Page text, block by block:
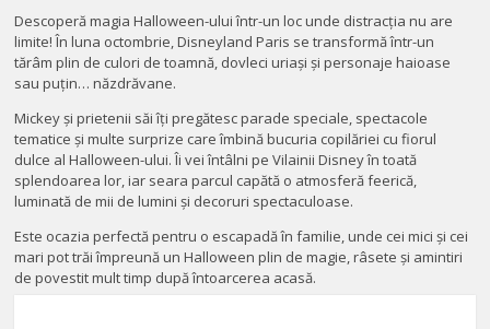
Descoperă magia Halloween-ului într-un loc unde distracția nu are
limite! În luna octombrie, Disneyland Paris se transformă într-un
tărâm plin de culori de toamnă, dovleci uriași și personaje haioase
sau puțin… năzdrăvane.
Mickey și prietenii săi îți pregătesc parade speciale, spectacole
tematice și multe surprize care îmbină bucuria copilăriei cu fiorul
dulce al Halloween-ului. Îi vei întâlni pe Vilainii Disney în toată
splendoarea lor, iar seara parcul capătă o atmosferă feerică,
luminată de mii de lumini și decoruri spectaculoase.
Este ocazia perfectă pentru o escapadă în familie, unde cei mici și cei
mari pot trăi împreună un Halloween plin de magie, râsete și amintiri
de povestit mult timp după întoarcerea acasă.